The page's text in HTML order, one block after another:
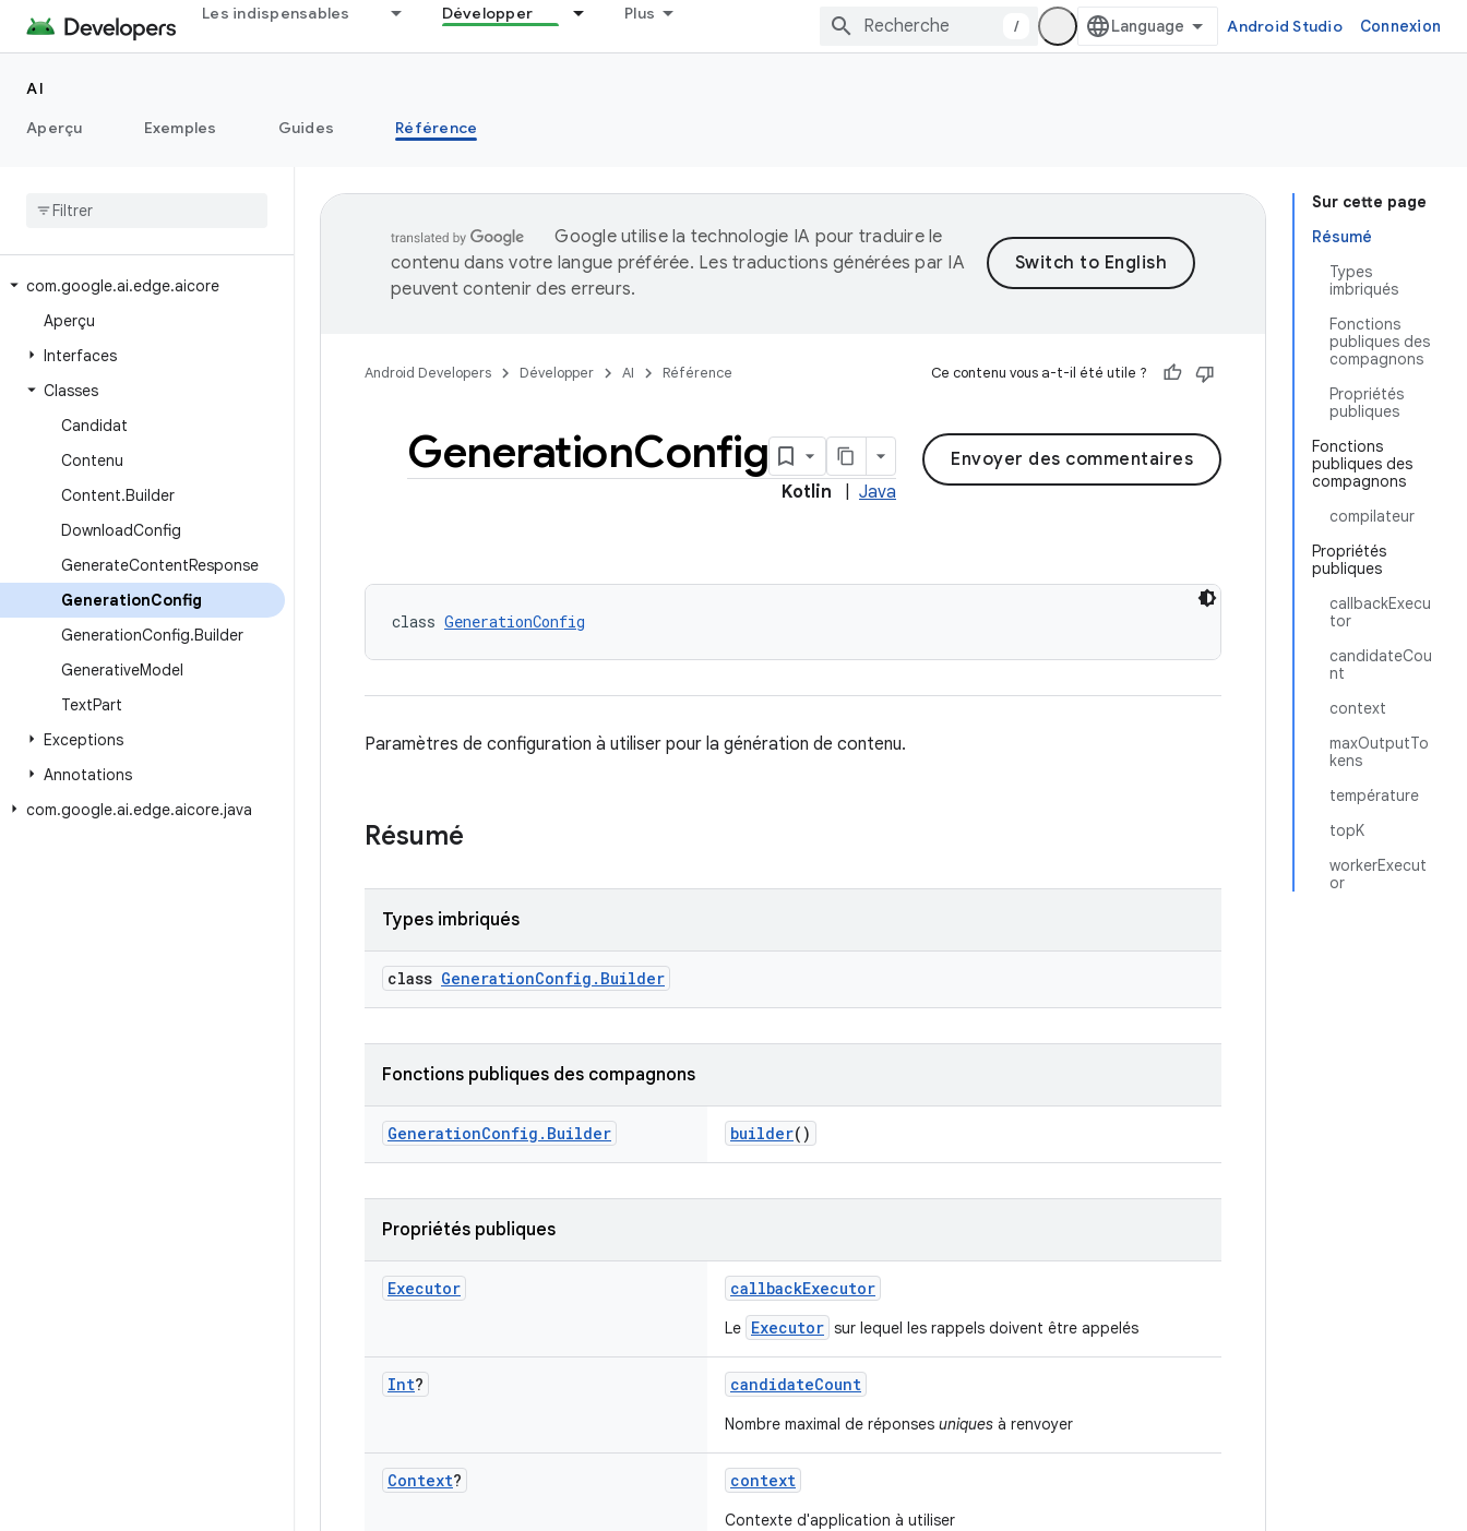
Les indispensables Développer Plus
/ Android Studio Connexion
AI
Aperçu
Exemples Guides Référence
com.google.ai.edge.aicore
Aperçu
Interfaces
Classes
Candidat
Contenu
Content.Builder
DownloadConfig
GenerateContentResponse
GenerationConfig
GenerationConfig.Builder
GenerativeModel
TextPart
Exceptions
Annotations
com.google.ai.edge.aicore.java
Sur cette page
Résumé
Types
imbriqués
Fonctions
publiques des
compagnons
Propriétés
publiques
Fonctions
publiques des
compagnons
compilateur
Propriétés
publiques
callbackExecu
tor
candidateCou
nt
context
maxOutputTo
kens
température
topK
workerExecut
or
Google utilise la technologie IA pour traduire le
contenu dans votre langue préférée. Les traductions générées par IA
peuvent contenir des erreurs.
Android Developers Développer AI Référence Ce contenu vous a-t-il été utile ?
Envoyer des commentaires
GenerationConfig
Kotlin Java
class GenerationConfig
Paramètres de configuration à utiliser pour la génération de contenu.
Résumé
Types imbriqués
class GenerationConfig.Builder
Fonctions publiques des compagnons
GenerationConfig . Builder builder()
Propriétés publiques
Executor callbackExecutor
Le Executor sur lequel les rappels doivent être appelés
Int? candidateCount
Nombre maximal de réponses uniques à renvoyer
Context? context
Contexte d'application à utiliser